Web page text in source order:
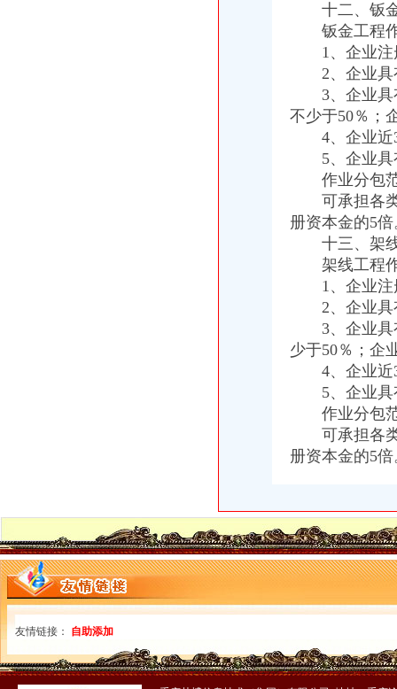
十二、钣金
钣金工程作
1、企业注
2、企业具
3、企业具有
不少于50％；
4、企业近3
5、企业具
作业分包
可承担各类
册资本金的5倍
十三、架线
架线工程作
1、企业注
2、企业具
3、企业具有
少于50％；企
4、企业近3
5、企业具
作业分包
可承担各类
册资本金的5倍
友情链接： 自助添加